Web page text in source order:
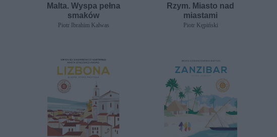
Malta. Wyspa pełna
smaków
Piotr Ibrahim Kalwas
Rzym. Miasto nad
miastami
Piotr Kępiński